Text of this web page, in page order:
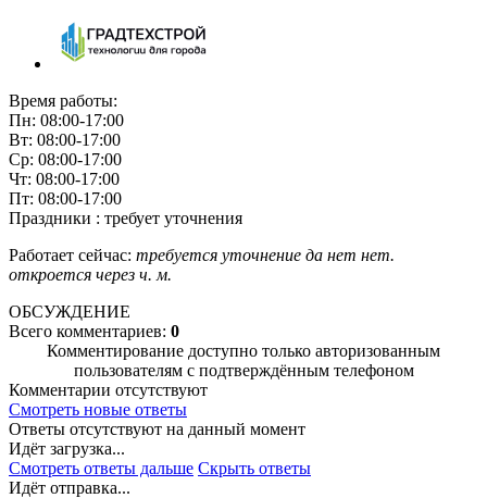
Время работы:
Пн: 08:00-17:00
Вт: 08:00-17:00
Ср: 08:00-17:00
Чт: 08:00-17:00
Пт: 08:00-17:00
Праздники : требует уточнения
Работает сейчас: требуется уточнение да нет нет.
откроется через ч. м.
ОБСУЖДЕНИЕ
Всего комментариев: 0
Комментирование доступно только авторизованным
пользователям с подтверждённым телефоном
Комментарии отсутствуют
Смотреть новые ответы
Ответы отсутствуют на данный момент
Идёт загрузка...
Смотреть ответы дальше Скрыть ответы
Идёт отправка...